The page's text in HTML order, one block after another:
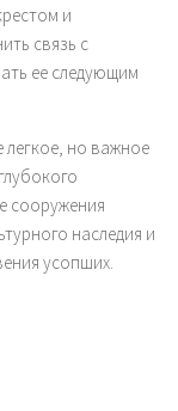
и
связь с
ее следующим
легкое, но важное
сооружения
наследия и
усопших.